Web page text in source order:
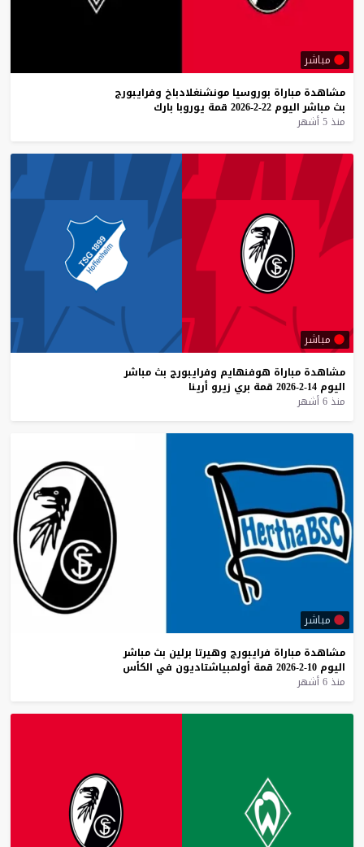
مباشر
مشاهدة مباراة بوروسيا مونشنغلادباخ وفرايبورج
بث مباشر اليوم 22-2-2026 قمة يوروبا بارك
منذ 5 أشهر
مباشر
مشاهدة مباراة هوفنهايم وفرايبورج بث مباشر
اليوم 14-2-2026 قمة بري زيرو أرينا
منذ 6 أشهر
مباشر
مشاهدة مباراة فرايبورج وهيرتا برلين بث مباشر
اليوم 10-2-2026 قمة أولمبياشتاديون في الكأس
منذ 6 أشهر